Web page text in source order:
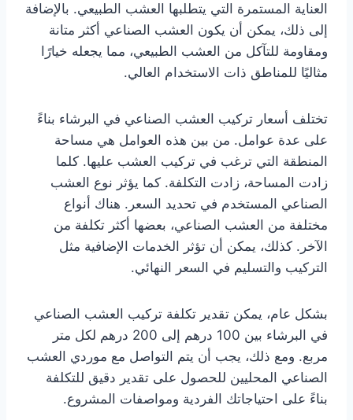
العناية المستمرة التي يتطلبها العشب الطبيعي. بالإضافة
إلى ذلك، يمكن أن يكون العشب الصناعي أكثر متانة
ومقاومة للتآكل من العشب الطبيعي، مما يجعله خيارًا
مثاليًا للمناطق ذات الاستخدام العالي.
تختلف أسعار تركيب العشب الصناعي في البرشاء بناءً
على عدة عوامل. من بين هذه العوامل هي مساحة
المنطقة التي ترغب في تركيب العشب عليها. كلما
زادت المساحة، زادت التكلفة. كما يؤثر نوع العشب
الصناعي المستخدم في تحديد السعر. هناك أنواع
مختلفة من العشب الصناعي، بعضها أكثر تكلفة من
الآخر. كذلك، يمكن أن تؤثر الخدمات الإضافية مثل
التركيب والتسليم في السعر النهائي.
بشكل عام، يمكن تقدير تكلفة تركيب العشب الصناعي
في البرشاء بين 100 درهم إلى 200 درهم لكل متر
مربع. ومع ذلك، يجب أن يتم التواصل مع موردي العشب
الصناعي المحليين للحصول على تقدير دقيق للتكلفة
بناءً على احتياجاتك الفردية ومواصفات المشروع.